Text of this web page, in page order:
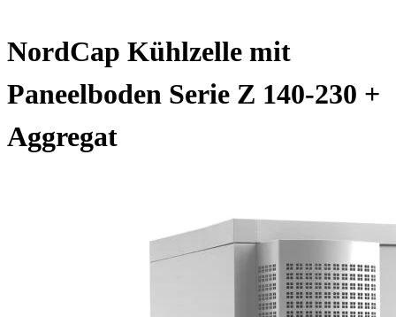
NordCap Kühlzelle mit
Paneelboden Serie Z 140-230 +
Aggregat